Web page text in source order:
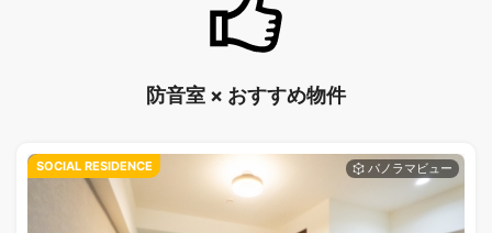
防音室 × おすすめ物件
SOCIAL RESIDENCE